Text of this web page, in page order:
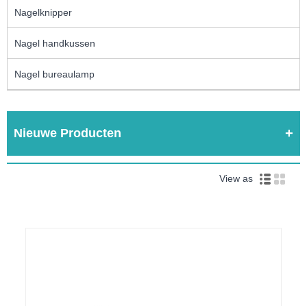
Nagelknipper
Nagel handkussen
Nagel bureaulamp
Nieuwe Producten
View as